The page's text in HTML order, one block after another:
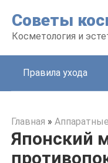
Советы
Косметология и
Правила ухода
Главная »
Японский